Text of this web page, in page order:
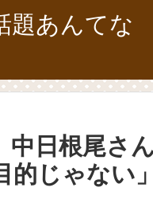
題あんてな
中日根尾さ
的じゃない」